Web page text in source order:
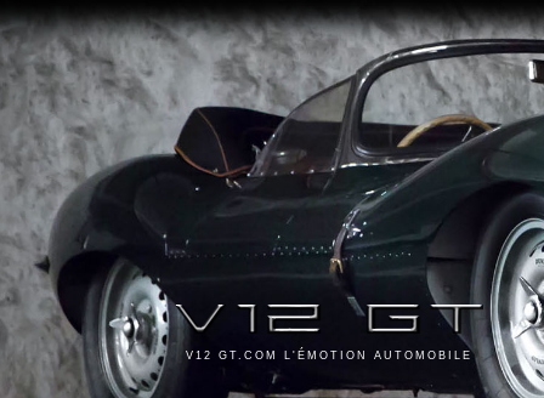
V12 GT.COM L'ÉMOTION AUTOMOBILE